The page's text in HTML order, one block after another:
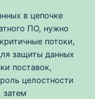
в цепочке
ПО, нужно
потоки,
защиты данных
поставок,
целостности
затем